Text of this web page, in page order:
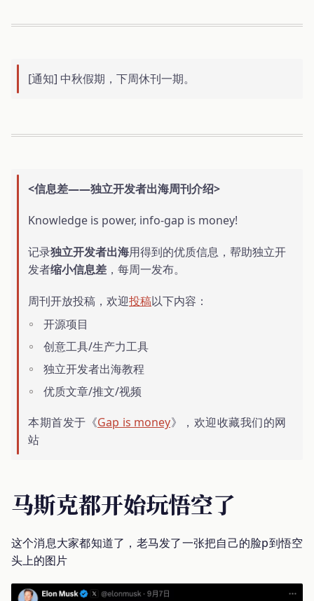
[通知] 中秋假期，下周休刊一期。
<信息差——独立开发者出海周刊介绍>
Knowledge is power, info-gap is money!
记录独立开发者出海用得到的优质信息，帮助独立开
发者缩小信息差 ，每周一发布。
周刊开放投稿，欢迎投稿以下内容：
开源项目
创意工具/生产力工具
独立开发者出海教程
优质文章/推文/视频
本期首发于《Gap is money》，欢迎收藏我们的网
站
马斯克都开始玩悟空了
这个消息大家都知道了，老马发了一张把自己的脸p到悟空
头上的图片